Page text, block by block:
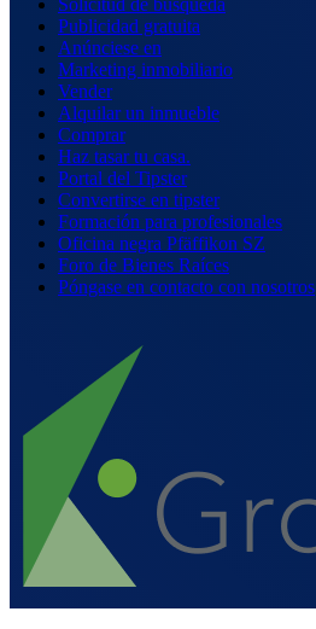
Publicidad gratuita
Anúnciese en
Marketing inmobiliario
Vender
Alquilar un inmueble
Comprar
Haz tasar tu casa.
Portal del Tipster
Convertirse en tipster
Formación para profesionales
Oficina negra Pfäffikon SZ
Foro de Bienes Raíces
Póngase en contacto con nosotros